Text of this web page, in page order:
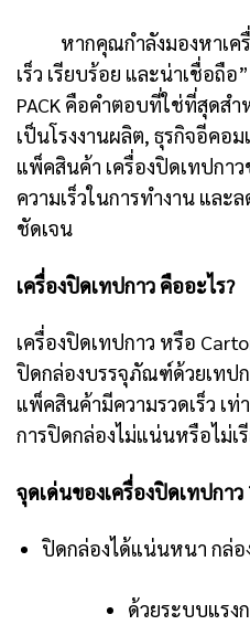
หากคุณกำลังมองหาเครื่
เร็ว เรียบร้อย และน่าเชื่อถือ”
PACK คือคำตอบที่ใช่ที่สุดส
เป็นโรงงานผลิต, ธุรกิจอีคอ
แพ็คสินค้า เครื่องปิดเทปกาว
ความเร็วในการทำงาน และ
ชัดเจน
เครื่องปิดเทปกาว คืออะไร?
เครื่องปิดเทปกาว หรือ
ปิดกล่องบรรจุภัณฑ์ด้วยเทป
แพ็คสินค้ามีความรวดเร็ว เ
การปิดกล่องไม่แน่นหรือไม่เ
จุดเด่นของเครื่องปิดเทปกาว
ปิดกล่องได้แน่นหนา กล่อ
ด้วยระบบแรง